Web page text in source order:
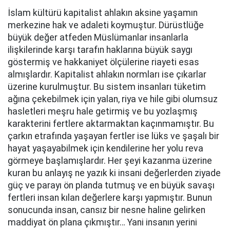
İslam kültürü kapitalist ahlakın aksine yaşamın
merkezine hak ve adaleti koymuştur. Dürüstlüğe
büyük değer atfeden Müslümanlar insanlarla
ilişkilerinde karşı tarafın haklarına büyük saygı
göstermiş ve hakkaniyet ölçülerine riayeti esas
almışlardır. Kapitalist ahlakın normları ise çıkarlar
üzerine kurulmuştur. Bu sistem insanları tüketim
ağına çekebilmek için yalan, riya ve hile gibi olumsuz
hasletleri meşru hale getirmiş ve bu yozlaşmış
karakterini fertlere aktarmaktan kaçınmamıştır. Bu
çarkın etrafında yaşayan fertler ise lüks ve şaşalı bir
hayat yaşayabilmek için kendilerine her yolu reva
görmeye başlamışlardır. Her şeyi kazanma üzerine
kuran bu anlayış ne yazık ki insani değerlerden ziyade
güç ve parayı ön planda tutmuş ve en büyük savaşı
fertleri insan kılan değerlere karşı yapmıştır. Bunun
sonucunda insan, cansız bir nesne haline gelirken
maddiyat ön plana çıkmıştır… Yani insanın yerini